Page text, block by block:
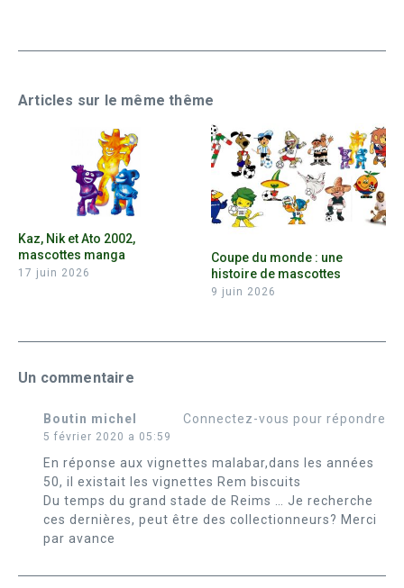
Articles sur le même thême
Kaz, Nik et Ato 2002,
mascottes manga
17 juin 2026
Coupe du monde : une
histoire de mascottes
9 juin 2026
Un commentaire
Boutin michel
5 février 2020 a 05:59
Connectez-vous pour répondre
En réponse aux vignettes malabar,dans les années
50, il existait les vignettes Rem biscuits
Du temps du grand stade de Reims … Je recherche
ces dernières, peut être des collectionneurs? Merci
par avance